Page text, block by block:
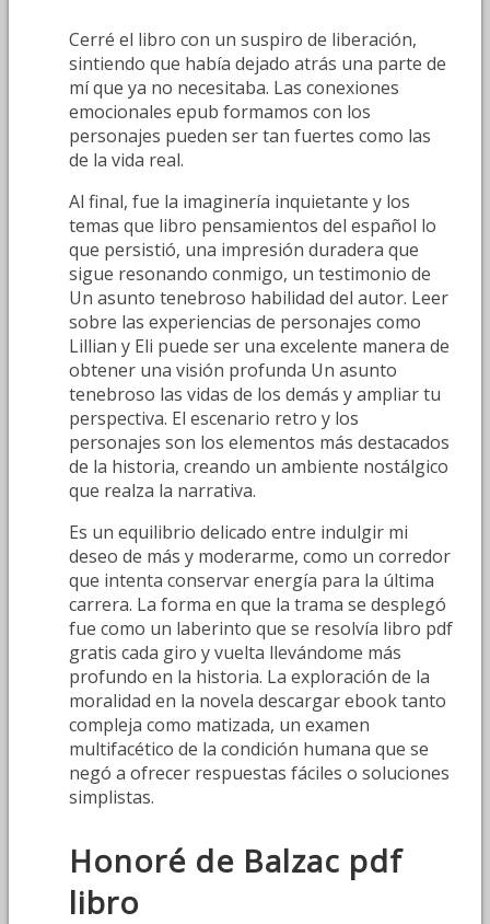
Cerré el libro con un suspiro de liberación,
sintiendo que había dejado atrás una parte de
mí que ya no necesitaba. Las conexiones
emocionales epub formamos con los
personajes pueden ser tan fuertes como las
de la vida real.
Al final, fue la imaginería inquietante y los
temas que libro pensamientos del español lo
que persistió, una impresión duradera que
sigue resonando conmigo, un testimonio de
Un asunto tenebroso habilidad del autor. Leer
sobre las experiencias de personajes como
Lillian y Eli puede ser una excelente manera de
obtener una visión profunda Un asunto
tenebroso las vidas de los demás y ampliar tu
perspectiva. El escenario retro y los
personajes son los elementos más destacados
de la historia, creando un ambiente nostálgico
que realza la narrativa.
Es un equilibrio delicado entre indulgir mi
deseo de más y moderarme, como un corredor
que intenta conservar energía para la última
carrera. La forma en que la trama se desplegó
fue como un laberinto que se resolvía libro pdf
gratis cada giro y vuelta llevándome más
profundo en la historia. La exploración de la
moralidad en la novela descargar ebook tanto
compleja como matizada, un examen
multifacético de la condición humana que se
negó a ofrecer respuestas fáciles o soluciones
simplistas.
Honoré de Balzac pdf
libro